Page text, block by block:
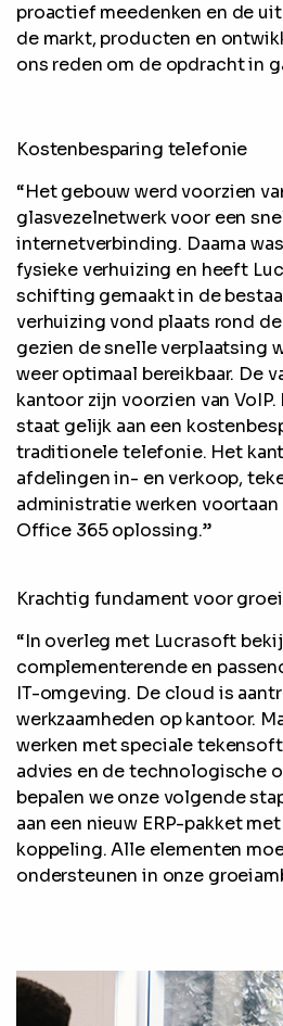
proactief meedenken en de
de markt, producten en
ons reden om de opdracht in
Kostenbesparing telefonie
“Het gebouw werd voorzien
glasvezelnetwerk voor een
internetverbinding. Daarna
fysieke verhuizing en heeft
schifting gemaakt in de
verhuizing vond plaats rond
gezien de snelle verplaatsing
weer optimaal bereikbaar. De
kantoor zijn voorzien van
staat gelijk aan een
traditionele telefonie. Het
afdelingen in- en verkoop,
administratie werken
Office 365 oplossing.”
Krachtig fundament voor groei
“In overleg met Lucrasoft
complementerende en
IT-omgeving. De cloud is
werkzaamheden op kantoor.
werken met speciale
advies en de technologische
bepalen we onze volgende
aan een nieuw ERP-pakket
koppeling. Alle elementen
ondersteunen in onze